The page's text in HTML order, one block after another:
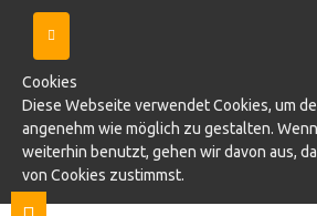
Cookies
Diese Webseite verwendet Cookies, um
angenehm wie möglich zu gestalten.
weiterhin benutzt, gehen wir davon aus,
von Cookies zustimmst.